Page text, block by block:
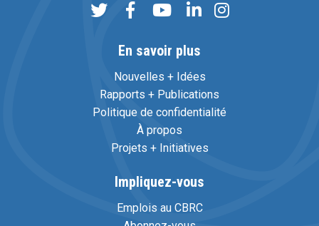
En savoir plus
Nouvelles + Idées
Rapports + Publications
Politique de confidentialité
À propos
Projets + Initiatives
Impliquez-vous
Emplois au CBRC